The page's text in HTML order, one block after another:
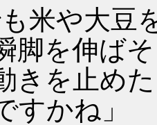
も米や大
脚を伸ば
きを止め
すかね」